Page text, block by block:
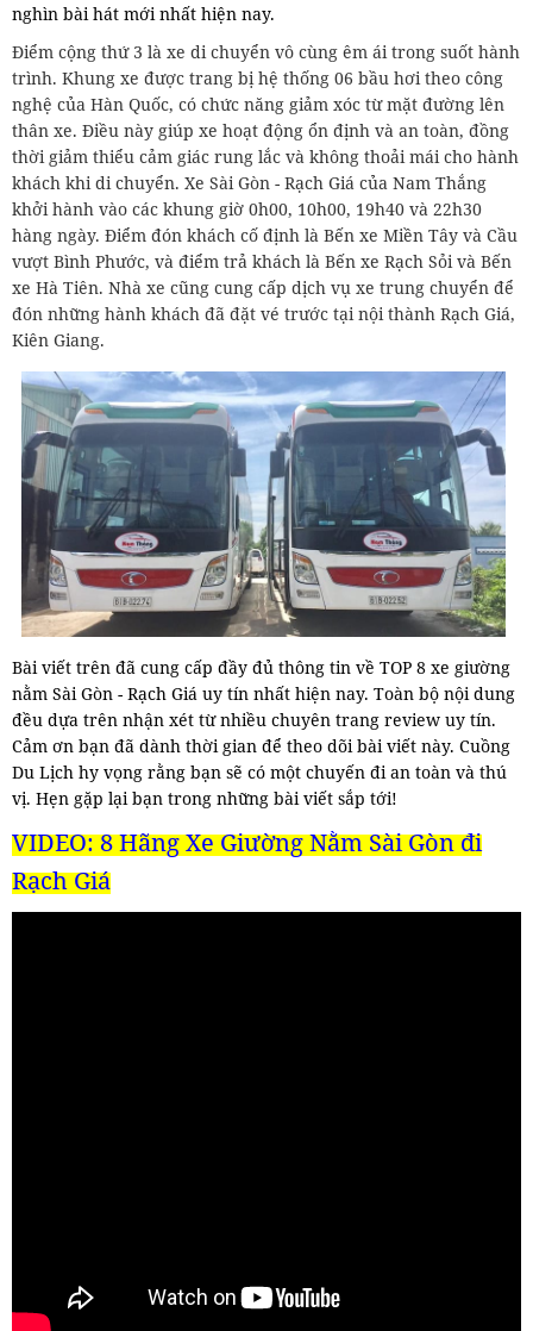
nghìn bài hát mới nhất hiện nay.
Điểm cộng thứ 3 là xe di chuyển vô cùng êm ái trong suốt hành
trình. Khung xe được trang bị hệ thống 06 bầu hơi theo công
nghệ của Hàn Quốc, có chức năng giảm xóc từ mặt đường lên
thân xe. Điều này giúp xe hoạt động ổn định và an toàn, đồng
thời giảm thiểu cảm giác rung lắc và không thoải mái cho hành
khách khi di chuyển. Xe Sài Gòn - Rạch Giá của Nam Thắng
khởi hành vào các khung giờ 0h00, 10h00, 19h40 và 22h30
hàng ngày. Điểm đón khách cố định là Bến xe Miền Tây và Cầu
vượt Bình Phước, và điểm trả khách là Bến xe Rạch Sỏi và Bến
xe Hà Tiên. Nhà xe cũng cung cấp dịch vụ xe trung chuyển để
đón những hành khách đã đặt vé trước tại nội thành Rạch Giá,
Kiên Giang.
Bài viết trên đã cung cấp đầy đủ thông tin về TOP 8 xe giường
nằm Sài Gòn - Rạch Giá uy tín nhất hiện nay. Toàn bộ nội dung
đều dựa trên nhận xét từ nhiều chuyên trang review uy tín.
Cảm ơn bạn đã dành thời gian để theo dõi bài viết này. Cuồng
Du Lịch hy vọng rằng bạn sẽ có một chuyến đi an toàn và thú
vị. Hẹn gặp lại bạn trong những bài viết sắp tới!
VIDEO:8 Hãng Xe Giường Nằm Sài Gòn đi
Rạch Giá